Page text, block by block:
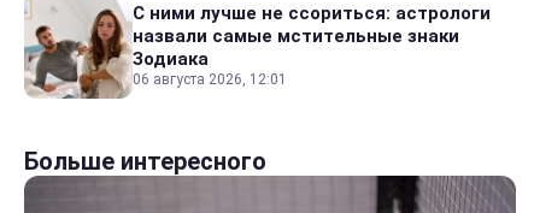
С ними лучше не ссориться: астрологи
назвали самые мстительные знаки
Зодиака
06 августа 2026, 12:01
Больше интересного